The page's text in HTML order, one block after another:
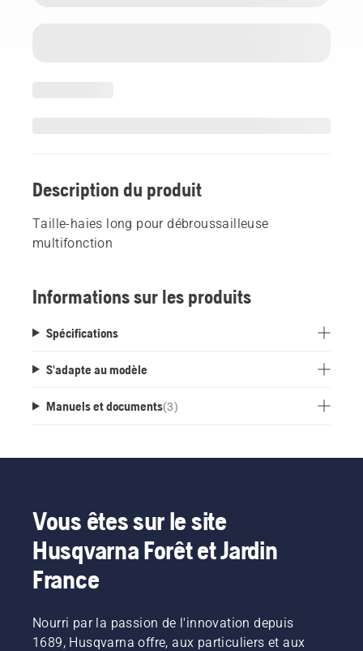
Description du produit
Taille-haies long pour débroussailleuse
multifonction
Informations sur les produits
Spécifications
S'adapte au modèle
Manuels et documents(3)
Vous êtes sur le site
Husqvarna Forêt et Jardin
France
Nourri par la passion de l'innovation depuis
1689, Husqvarna offre, aux particuliers et aux